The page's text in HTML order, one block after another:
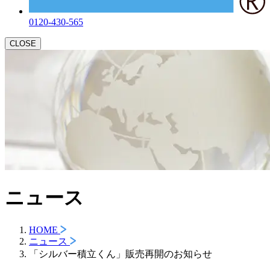
0120-430-565
CLOSE
ニュース
HOME
ニュース
「シルバー積立くん」販売再開のお知らせ